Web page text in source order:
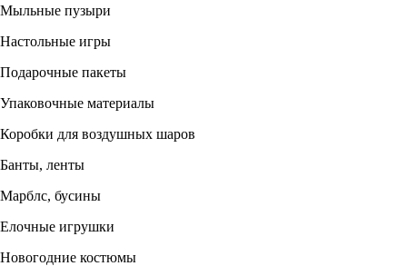
Мыльные пузыри
Настольные игры
Подарочные пакеты
Упаковочные материалы
Коробки для воздушных шаров
Банты, ленты
Марблс, бусины
Елочные игрушки
Новогодние костюмы